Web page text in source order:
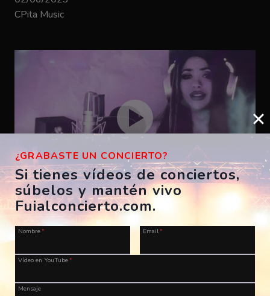
CPita Music
Bizarrap – SHAKIRA BZRP #53
ES, A Coruña, Morriña Festival
28/07/2023
CPita Music
¿GRABASTE UN CONCIERTO?
Si tienes vídeos de conciertos,
súbelos y mantén vivo
Fuialconcierto.com.
Nombre* Email*
Vídeo en YouTube*
Mensaje